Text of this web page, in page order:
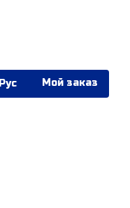
Рус Мой заказ